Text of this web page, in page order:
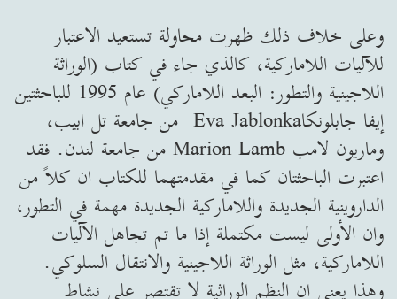
وعلى خلاف ذلك ظهرت محاولة تستعيد الاعتبار
للآليات اللاماركية، كالذي جاء في كتاب (الوراثة
اللاجينية والتطور: البعد اللاماركي) عام 1995 للباحثتين
إيفا جابلونكاEva Jablonka من جامعة تل ابيب،
وماريون لامب Marion Lamb من جامعة لندن. فقد
اعتبرت الباحثتان كما في مقدمتهما للكتاب ان كلاً من
الداروينية الجديدة واللاماركية الجديدة مهمة في التطور،
وان الأولى ليست مكتملة إذا ما تم تجاهل الآليات
اللاماركية، مثل الوراثة اللاجينية والانتقال السلوكي.
وهذا يعني ان النظم الوراثية لا تقتصر على نشاط